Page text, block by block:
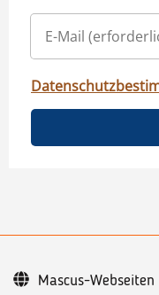
Mascus-Webseiten